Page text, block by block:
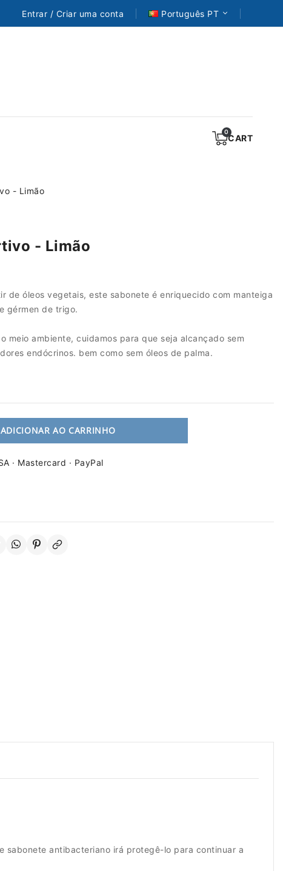
Entrar / Criar uma conta Português PT
CART
- Limão
- Limão
de óleos vegetais, este sabonete é enriquecido com manteiga
gérmen de trigo.
meio ambiente, cuidamos para que seja alcançado sem
endócrinos. bem como sem óleos de palma.
ADICIONAR AO CARRINHO
· Mastercard · PayPal
sabonete antibacteriano irá protegê-lo para continuar a